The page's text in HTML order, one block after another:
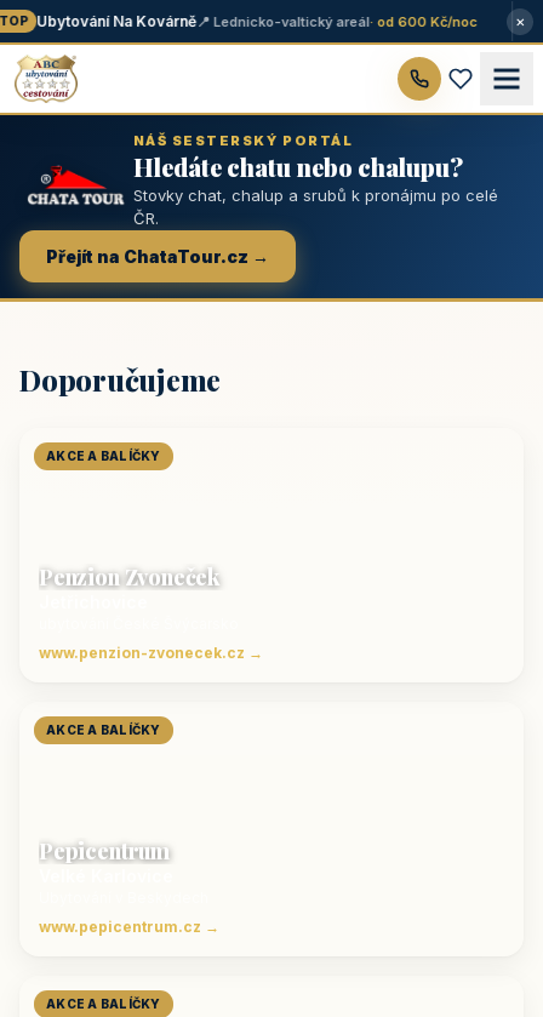
Ubytování Na Kovárně📍 Lednicko-valtický areál· od 600 Kč/noc ×
NÁŠ SESTERSKÝ PORTÁL
Hledáte chatu nebo chalupu?
Stovky chat, chalup a srubů k pronájmu po celé
ČR.
Přejít na ChataTour.cz →
Doporučujeme
AKCE A BALÍČKY
Penzion Zvoneček
www.penzion-zvonecek.cz →
AKCE A BALÍČKY
Pepicentrum
www.pepicentrum.cz →
AKCE A BALÍČKY